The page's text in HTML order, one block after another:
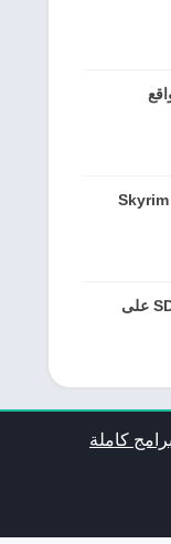
إصلاح مشكلة عدم ظهور بطاقة SD على
برامج كاملة